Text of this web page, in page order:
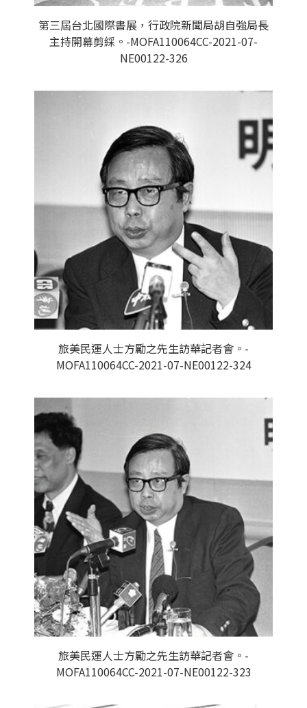
第三屆台北國際書展，行政院新聞局胡自強局長
主持開幕剪綵。-MOFA110064CC-2021-07-
NE00122-326
旅美民運人士方勵之先生訪華記者會。-
MOFA110064CC-2021-07-NE00122-324
旅美民運人士方勵之先生訪華記者會。-
MOFA110064CC-2021-07-NE00122-323